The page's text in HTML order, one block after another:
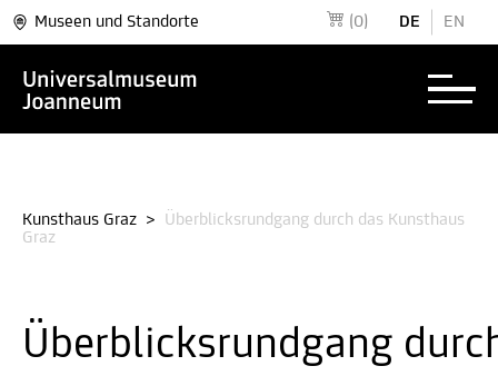
Museen und Standorte (0) DE EN
Kunsthaus Graz > Überblicksrundgang durch das Kunsthaus
Graz
Überblicksrundgang